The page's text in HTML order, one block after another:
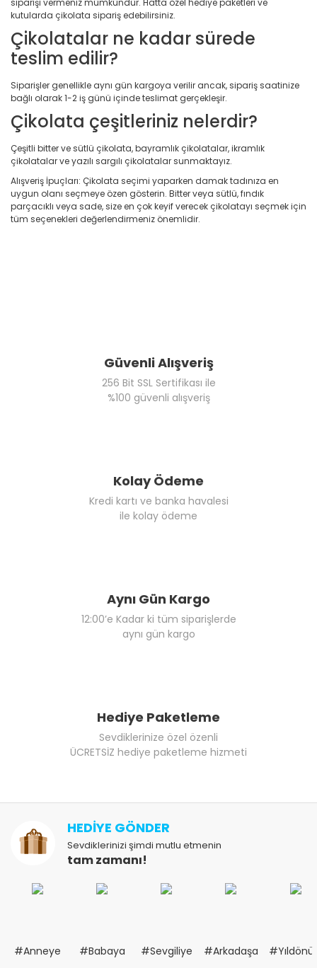
kutularda çikolata sipariş edebilirsiniz.
Çikolatalar ne kadar sürede
teslim edilir?
Siparişler genellikle aynı gün kargoya verilir ancak, sipariş saatinize
bağlı olarak 1-2 iş günü içinde teslimat gerçekleşir.
Çikolata çeşitleriniz nelerdir?
Çeşitli bitter ve sütlü çikolata, bayramlık çikolatalar, ikramlık
çikolatalar ve yazılı sargılı çikolatalar sunmaktayız.
Alışveriş İpuçları: Çikolata seçimi yaparken damak tadınıza en
uygun olanı seçmeye özen gösterin. Bitter veya sütlü, fındık
parçacıklı veya sade, size en çok keyif verecek çikolatayı seçmek için
tüm seçenekleri değerlendirmeniz önemlidir.
Güvenli Alışveriş
256 Bit SSL Sertifikası ile
%100 güvenli alışveriş
Kolay Ödeme
Kredi kartı ve banka havalesi
ile kolay ödeme
Aynı Gün Kargo
12:00’e Kadar ki tüm siparişlerde
aynı gün kargo
Hediye Paketleme
Sevdiklerinize özel özenli
ÜCRETSİZ hediye paketleme hizmeti
HEDİYE GÖNDER
Sevdiklerinizi şimdi mutlu etmenin
tam zamanı!
#Anneye #Babaya #Sevgiliye #Arkadaşa